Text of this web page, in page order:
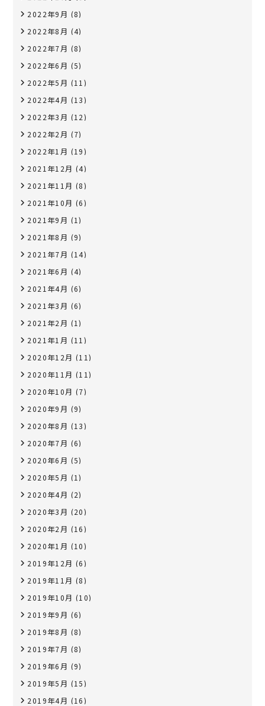
2022年9月 (8)
2022年8月 (4)
2022年7月 (8)
2022年6月 (5)
2022年5月 (11)
2022年4月 (13)
2022年3月 (12)
2022年2月 (7)
2022年1月 (19)
2021年12月 (4)
2021年11月 (8)
2021年10月 (6)
2021年9月 (1)
2021年8月 (9)
2021年7月 (14)
2021年6月 (4)
2021年4月 (6)
2021年3月 (6)
2021年2月 (1)
2021年1月 (11)
2020年12月 (11)
2020年11月 (11)
2020年10月 (7)
2020年9月 (9)
2020年8月 (13)
2020年7月 (6)
2020年6月 (5)
2020年5月 (1)
2020年4月 (2)
2020年3月 (20)
2020年2月 (16)
2020年1月 (10)
2019年12月 (6)
2019年11月 (8)
2019年10月 (10)
2019年9月 (6)
2019年8月 (8)
2019年7月 (8)
2019年6月 (9)
2019年5月 (15)
2019年4月 (16)